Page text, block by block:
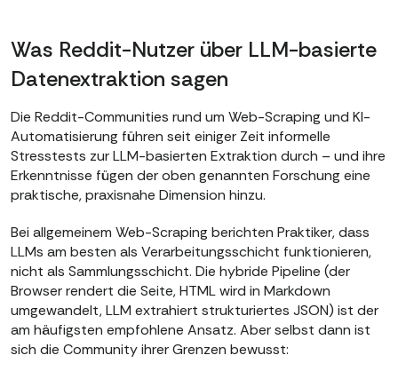
Was Reddit-Nutzer über LLM-basierte
Datenextraktion sagen
Die Reddit-Communities rund um Web-Scraping und KI-
Automatisierung führen seit einiger Zeit informelle
Stresstests zur LLM-basierten Extraktion durch – und ihre
Erkenntnisse fügen der oben genannten Forschung eine
praktische, praxisnahe Dimension hinzu.
Bei allgemeinem Web-Scraping berichten Praktiker, dass
LLMs am besten als Verarbeitungsschicht funktionieren,
nicht als Sammlungsschicht. Die hybride Pipeline (der
Browser rendert die Seite, HTML wird in Markdown
umgewandelt, LLM extrahiert strukturiertes JSON) ist der
am häufigsten empfohlene Ansatz. Aber selbst dann ist
sich die Community ihrer Grenzen bewusst: